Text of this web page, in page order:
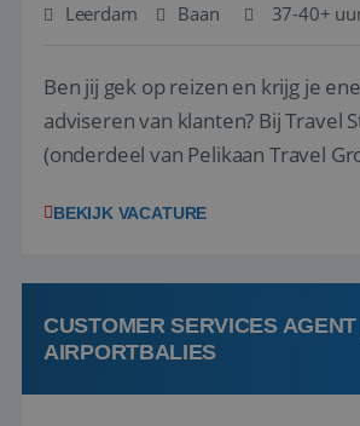
Leerdam Baan 37-40+
Ben jij gek op reizen en krijg je
adviseren van klanten? Bij Travel Store Leerdam
(onderdeel van Pelikaan Travel
vinden. Samen maken we van elke
hebt in de reisbranche of j...
BEKIJK VACATURE
CUSTOMER SERVICES AGENT |
AIRPORTBALIES